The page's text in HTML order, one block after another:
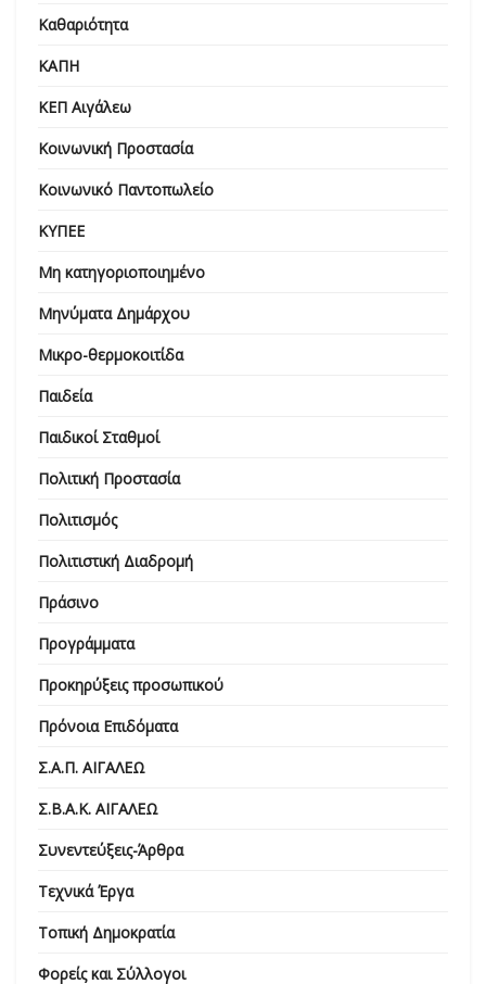
Καθαριότητα
ΚΑΠΗ
ΚΕΠ Αιγάλεω
Κοινωνική Προστασία
Κοινωνικό Παντοπωλείο
ΚΥΠΕΕ
Μη κατηγοριοποιημένο
Μηνύματα Δημάρχου
Μικρο-θερμοκοιτίδα
Παιδεία
Παιδικοί Σταθμοί
Πολιτική Προστασία
Πολιτισμός
Πολιτιστική Διαδρομή
Πράσινο
Προγράμματα
Προκηρύξεις προσωπικού
Πρόνοια Επιδόματα
Σ.Α.Π. ΑΙΓΑΛΕΩ
Σ.Β.Α.Κ. ΑΙΓΑΛΕΩ
Συνεντεύξεις-Άρθρα
Τεχνικά Έργα
Τοπική Δημοκρατία
Φορείς και Σύλλογοι